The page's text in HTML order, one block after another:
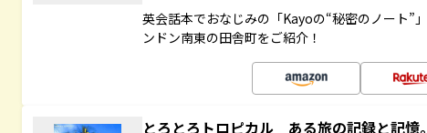
英会話本でおなじみの「Kayoの“秘密のノート”
ンドン南東の田舎町をご紹介！
とろとろトロピカル ある旅の記録と記